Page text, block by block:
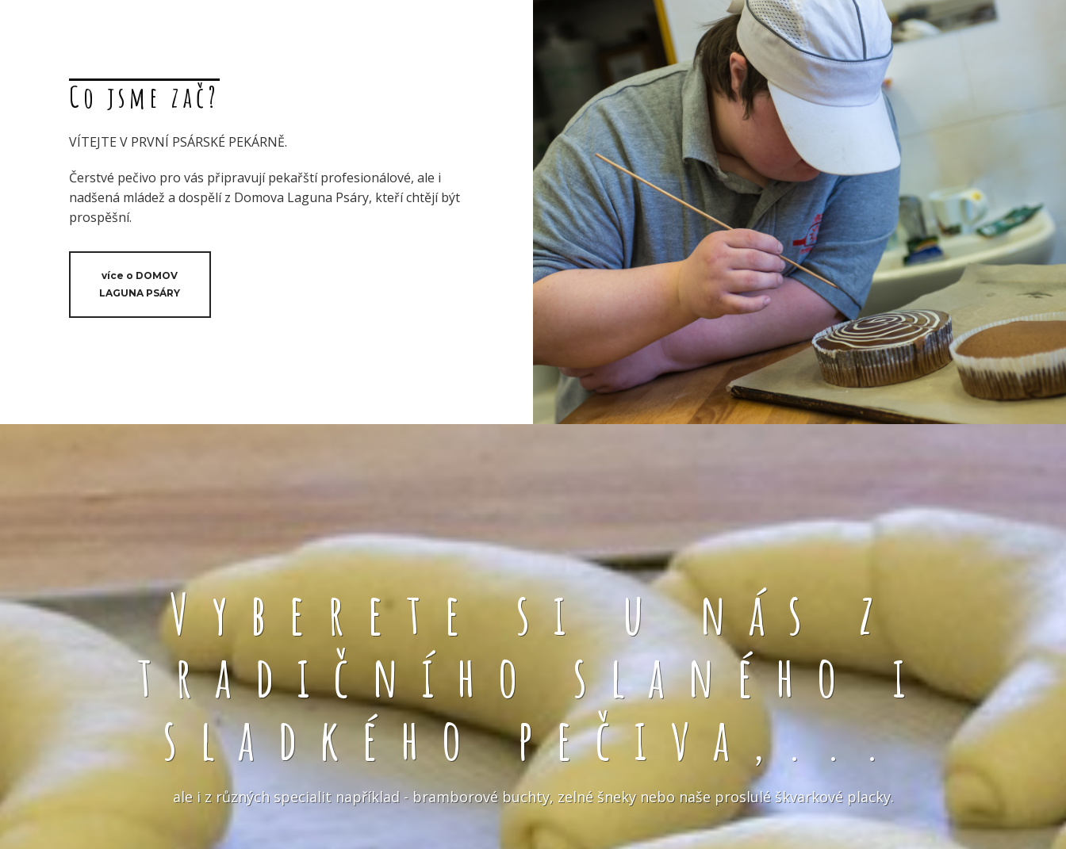
Co jsme zač?
VÍTEJTE V PRVNÍ PSÁRSKÉ PEKÁRNĚ.
Čerstvé pečivo pro vás připravují pekařští profesionálové, ale i
nadšená mládež a dospělí z Domova Laguna Psáry, kteří chtějí být
prospěšní.
více o DOMOV
LAGUNA PSÁRY
Vyberete si u nás z
tradičního slaného i
sladkého pečiva,...
ale i z různých specialit například - bramborové buchty, zelné šneky nebo naše proslulé škvarkové placky.